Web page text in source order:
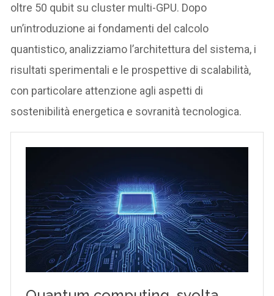
oltre 50 qubit su cluster multi-GPU. Dopo
un’introduzione ai fondamenti del calcolo
quantistico, analizziamo l’architettura del sistema, i
risultati sperimentali e le prospettive di scalabilità,
con particolare attenzione agli aspetti di
sostenibilità energetica e sovranità tecnologica.